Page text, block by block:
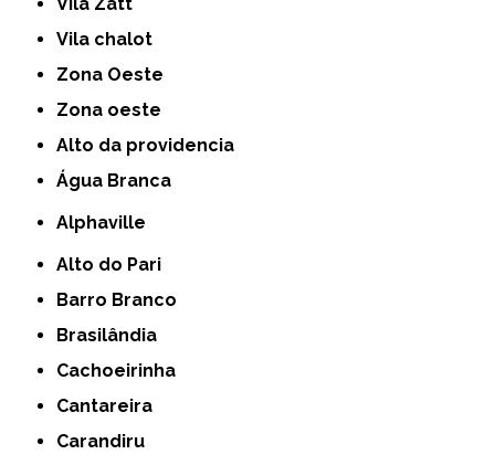
Vila Zatt
Vila chalot
Zona Oeste
Zona oeste
alto da providencia
Água Branca
Alphaville
Alto do Pari
Barro Branco
Brasilândia
Cachoeirinha
Cantareira
Carandiru